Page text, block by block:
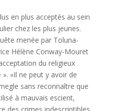
en plus acceptés au sein
chez les plus jeunes.
menée par Toluna-
Hélène Conway-Mouret
du religieux
«Il ne peut y avoir de
sans reconnaître que
à mauvais escient,